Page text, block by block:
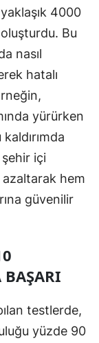
Karabük
Kilis
4000
Bu
nasıl
hatalı
yürürken
içi
azaltarak hem
güvenilir
testlerde,
yüzde 90